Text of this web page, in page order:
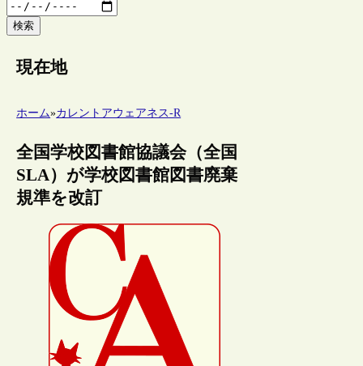
検索
現在地
ホーム»カレントアウェアネス-R
全国学校図書館協議会（全国
SLA）が学校図書館図書廃棄
規準を改訂